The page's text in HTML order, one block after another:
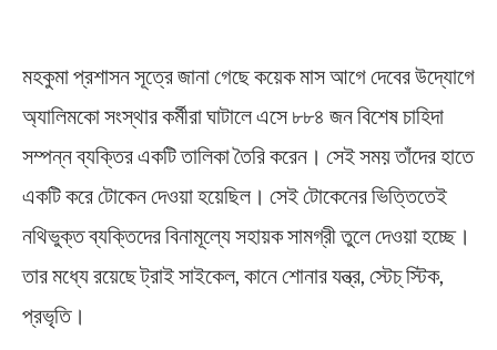
মহকুমা প্রশাসন সূত্রে জানা গেছে কয়েক মাস আগে দেবের উদ্যোগে
অ্যালিমকো সংস্থার কর্মীরা ঘাটালে এসে ৮৮৪ জন বিশেষ চাহিদা
সম্পন্ন ব্যক্তির একটি তালিকা তৈরি করেন। সেই সময় তাঁদের হাতে
একটি করে টোকেন দেওয়া হয়েছিল। সেই টোকেনের ভিত্তিতেই
নথিভুক্ত ব্যক্তিদের বিনামূল্যে সহায়ক সামগ্রী তুলে দেওয়া হচ্ছে।
তার মধ্যে রয়েছে ট্রাই সাইকেল, কানে শোনার যন্ত্র, স্টেচ্ স্টিক,
প্রভৃতি।